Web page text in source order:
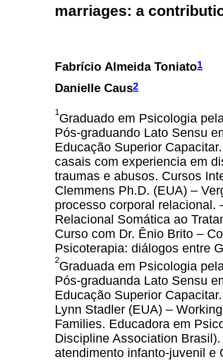
marriages: a
Fabrício Almeida Toniato1
Danielle Caus2
1Graduado em Psicologia
Pós-graduando Lato Sensu
Educação Superior
casais com experiencia em
traumas e abusos. Cursos
Clemmens Ph.D. (EUA) –
processo corporal relacional.
Relacional Somática ao
Curso com Dr. Ênio Brito –
Psicoterapia: diálogos entre
2Graduada em Psicologia
Pós-graduanda Lato Sensu
Educação Superior
Lynn Stadler (EUA) –
Families. Educadora em
Discipline Association
atendimento infanto-juvenil e